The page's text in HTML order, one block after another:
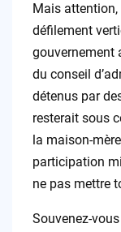
Mais attention,
défilement
gouvernement
du conseil
détenus par
resterait sous
la maison-
participation
ne pas mettre
Souvenez-